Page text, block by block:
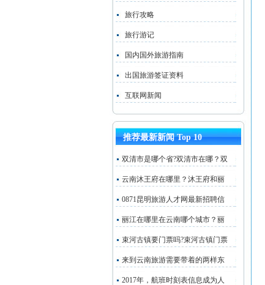
旅行攻略
旅行游记
国内国外旅游指南
出国旅游签证资料
互联网新闻
推荐最新新闻 Top 10
双清市是哪个省?双清市在哪？双
云南沐王府在哪里？沐王府和丽
0871昆明旅游人才网最新招聘信
丽江在哪里在云南哪个城市？丽
束河古镇要门票吗?束河古镇门票
来到云南旅游需要带着的两样东
2017年，航班时刻表信息成为人